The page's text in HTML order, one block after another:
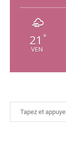
21 °
VEN